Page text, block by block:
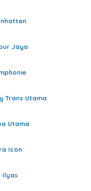
Jaya
Trans Utama
Utama
Icon
Ilyas